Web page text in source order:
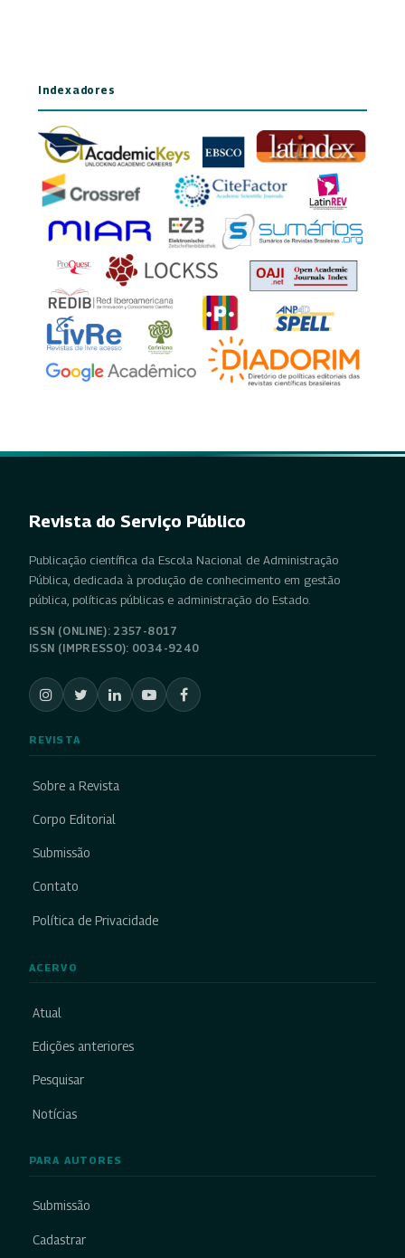
Indexadores
Revista do Serviço Público
Publicação científica da Escola Nacional de Administração
Pública, dedicada à produção de conhecimento em gestão
pública, políticas públicas e administração do Estado.
ISSN (ONLINE): 2357-8017
ISSN (IMPRESSO): 0034-9240
REVISTA
Sobre a Revista
Corpo Editorial
Submissão
Contato
Política de Privacidade
ACERVO
Atual
Edições anteriores
Pesquisar
Notícias
PARA AUTORES
Submissão
Cadastrar